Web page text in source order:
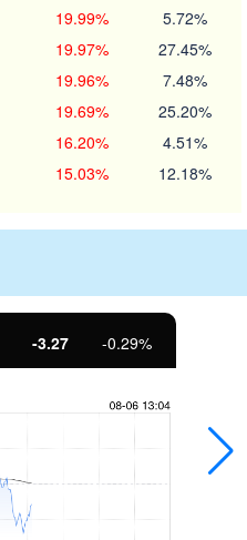
19.99% 5.72%
19.97% 27.45%
19.96% 7.48%
19.69% 25.20%
16.20% 4.51%
15.03% 12.18%
-3.27 -0.29%